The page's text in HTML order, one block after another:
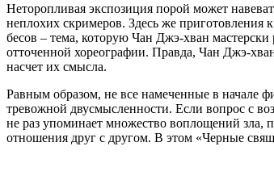
Неторопливая экспозиция порой может
неплохих скримеров. Здесь же приготовления
бесов – тема, которую Чан Джэ-хван
отточенной хореографии. Правда, Чан Джэ-
насчет их смысла.
Равным образом, не все намеченные в начале
тревожной двусмысленности. Если вопрос с
не раз упоминает множество воплощений зла,
отношения друг с другом. В этом «Черные